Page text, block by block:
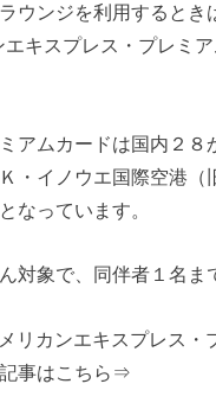
ウンジを利用するとき
キスプレス・プレミ
アムカードは国内２８
・イノウエ国際空港（
なっています。
対象で、同伴者１名ま
リカンエキスプレス・
事はこちら⇒